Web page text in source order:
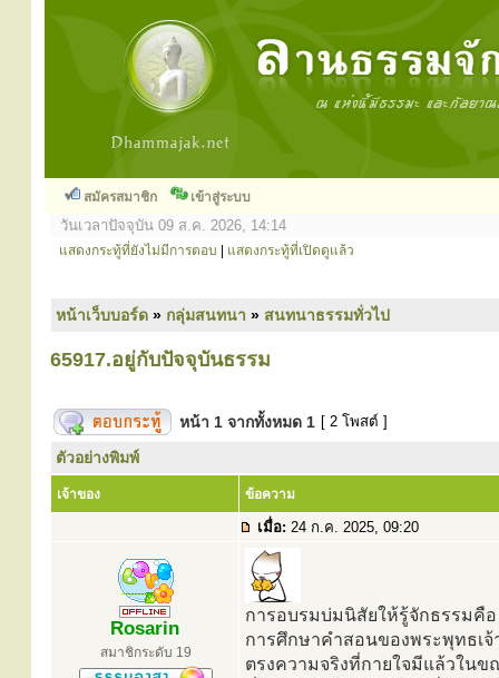
สมัครสมาชิก เข้าสู่ระบบ
วันเวลาปัจจุบัน 09 ส.ค. 2026, 14:14
แสดงกระทู้ที่ยังไม่มีการตอบ แสดงกระทู้ที่เปิดดูแล้ว
หน้าเว็บบอร์ด » กลุ่มสนทนา » สนทนาธรรมทั่วไป
65917.อยู่กับปัจจุบันธรรม
หน้า 1 จากทั้งหมด 1 [ 2 โพสต์ ]
ตัวอย่างพิมพ์
เจ้าของ ข้อความ
เมื่อ: 24 ก.ค. 2025, 09:20
Rosarin
สมาชิกระดับ 19
การอบรมบ่มนิสัยให้รู้จักธรรมคือ
การศึกษาคำสอนของพระพุทธเจ้
ตรงความจริงที่กายใจมีแล้วในข